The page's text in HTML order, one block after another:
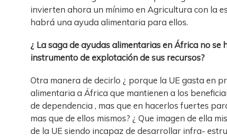
invierten ahora un mínimo en Agricultura con la
habrá una ayuda alimentaria para ellos.
¿ La saga de ayudas alimentarias en África no se
instrumento de explotación de sus recursos?
Otra manera de decirlo ¿ porque la UE gasta en
alimentaria a África que mantienen a los
de dependencia , mas que en hacerlos fuertes
mas que de ellos mismos? ¿ Que imagen de ella
de la UE siendo incapaz de desarrollar infra-